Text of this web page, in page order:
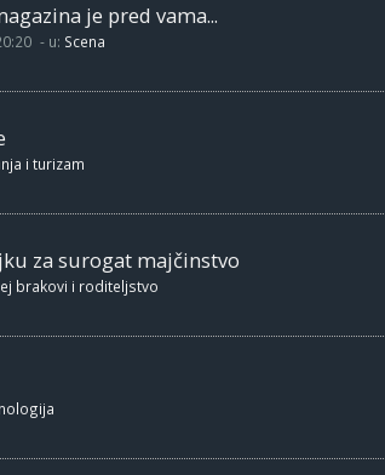
je pred vama...
- u: Scena
i turizam
za surogat majčinstvo
brakovi i roditeljstvo